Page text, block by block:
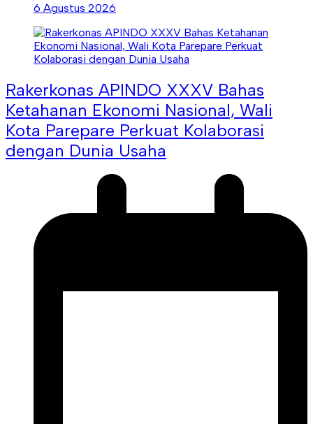
6 Agustus 2026
Rakerkonas APINDO XXXV Bahas
Ketahanan Ekonomi Nasional, Wali
Kota Parepare Perkuat Kolaborasi
dengan Dunia Usaha